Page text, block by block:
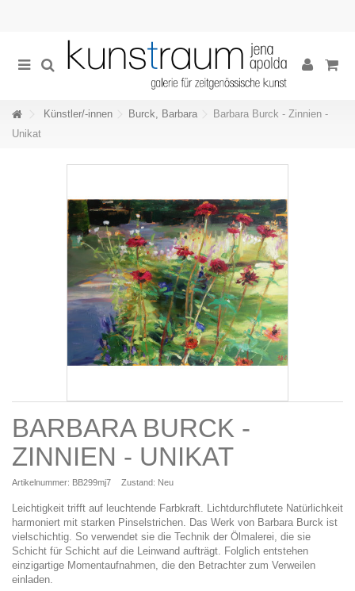
Künstler/-innen Burck, Barbara
Barbara Burck - Zinnien -
Unikat
BARBARA BURCK -
ZINNIEN - UNIKAT
Artikelnummer: BB299mj7 Zustand: Neu
Leichtigkeit trifft auf leuchtende Farbkraft. Lichtdurchflutete Natürlichkeit
harmoniert mit starken Pinselstrichen. Das Werk von Barbara Burck ist
vielschichtig. So verwendet sie die Technik der Ölmalerei, die sie
Schicht für Schicht auf die Leinwand aufträgt. Folglich entstehen
einzigartige Momentaufnahmen, die den Betrachter zum Verweilen
einladen.